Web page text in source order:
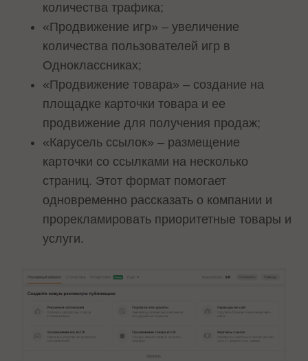
количества трафика;
«Продвижение игр» – увеличение
количества пользователей игр в
Одноклассниках;
«Продвижение товара» – создание на
площадке карточки товара и ее
продвижение для получения продаж;
«Карусель ссылок» – размещение
карточки со ссылками на несколько
страниц. Этот формат помогает
одновременно рассказать о компании и
прорекламировать приоритетные товары и
услуги.